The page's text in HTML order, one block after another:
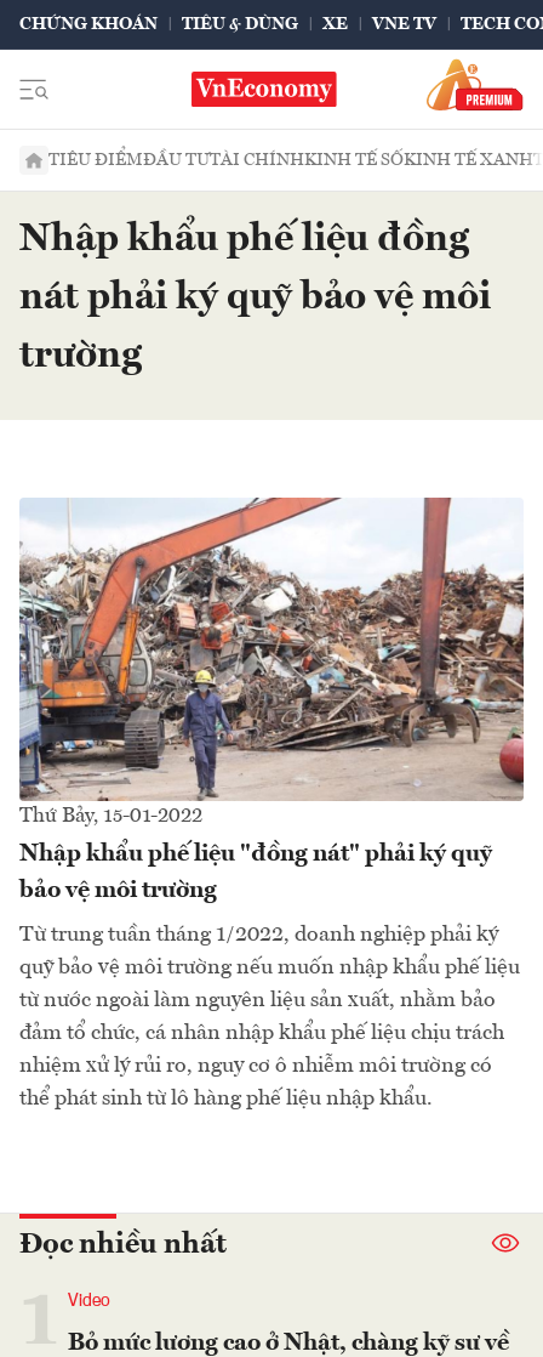
CHỨNG KHOÁN TIÊU & DÙNG XE VNE TV TECH
TIÊU ĐIỂMĐẦU TƯTÀI CHÍNHKINH TẾ SỐKINH TẾ XANH
Nhập khẩu phế liệu đồng
nát phải ký quỹ bảo vệ môi
trường
Thứ Bảy, 15-01-2022
Nhập khẩu phế liệu "đồng nát" phải ký quỹ
bảo vệ môi trường
Từ trung tuần tháng 1/2022, doanh nghiệp phải ký
quỹ bảo vệ môi trường nếu muốn nhập khẩu phế liệu
từ nước ngoài làm nguyên liệu sản xuất, nhằm bảo
đảm tổ chức, cá nhân nhập khẩu phế liệu chịu trách
nhiệm xử lý rủi ro, nguy cơ ô nhiễm môi trường có
thể phát sinh từ lô hàng phế liệu nhập khẩu.
Đọc nhiều nhất
Video
Bỏ mức lương cao ở Nhật, chàng kỹ sư về